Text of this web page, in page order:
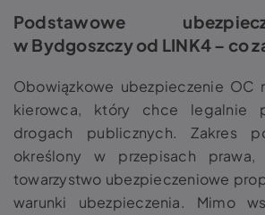
Podstawowe
w Bydgoszczy od LINK4 – co
Obowiązkowe ubezpieczenie OC
kierowca, który chce legalnie
drogach publicznych. Zakres
określony w przepisach
towarzystwo ubezpieczeniowe
warunki ubezpieczenia. Mimo